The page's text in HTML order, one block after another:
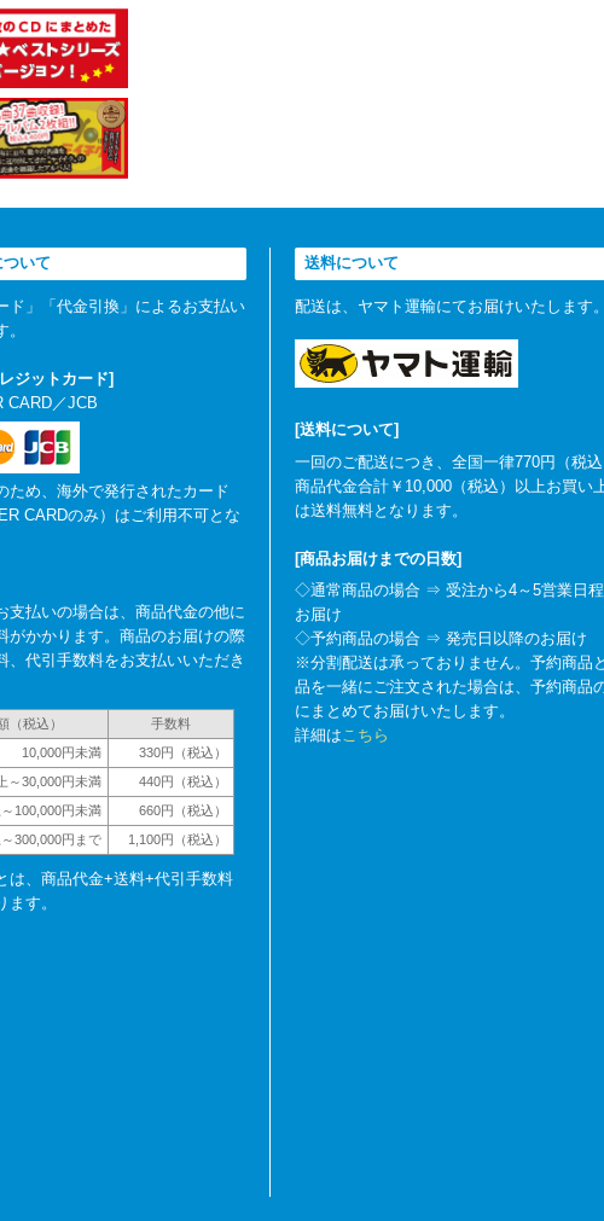
いて
ド」「代金引換」によるお支払い
ジットカード]
CARD／JCB
ため、海外で発行されたカード
CARDのみ）はご利用不可とな
支払いの場合は、商品代金の他に
がかかります。商品のお届けの際
、代引手数料をお支払いいただき
（税込）
手数料
10,000円未満
330円（税込）
～30,000円未満
440円（税込）
100,000円未満
660円（税込）
300,000円まで
1,100円（税込）
は、商品代金+送料+代引手数料
す。
送料について
配送は、ヤマト運輸にてお届けいたします。
[送料について]
一回のご配送につき、全国一律770円（税込
商品代金合計￥10,000（税込）以上お買い
は送料無料となります。
[商品お届けまでの日数]
◇通常商品の場合 ⇒ 受注から4～5営業日
お届け
◇予約商品の場合 ⇒ 発売日以降のお届け
※分割配送は承っておりません。予約商品
品を一緒にご注文された場合は、予約商品
にまとめてお届けいたします。
詳細はこちら